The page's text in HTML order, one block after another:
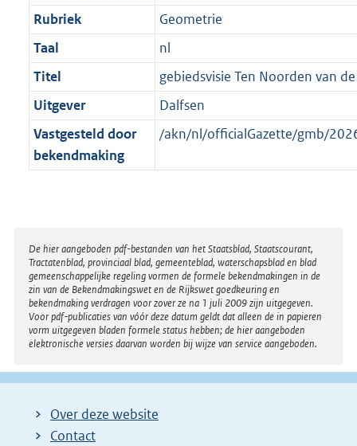
Rubriek
Geometrie
Taal
nl
Titel
gebiedsvisie Ten Noorden van
Uitgever
Dalfsen
Vastgesteld door
bekendmaking
/akn/nl/officialGazette/gmb/
Disclaimer
De hier aangeboden pdf-bestanden van het Staatsblad, Staatscourant,
Tractatenblad, provinciaal blad, gemeenteblad, waterschapsblad en blad
gemeenschappelijke regeling vormen de formele bekendmakingen in de
zin van de Bekendmakingswet en de Rijkswet goedkeuring en
bekendmaking verdragen voor zover ze na 1 juli 2009 zijn uitgegeven.
Voor pdf-publicaties van vóór deze datum geldt dat alleen de in papieren
vorm uitgegeven bladen formele status hebben; de hier aangeboden
elektronische versies daarvan worden bij wijze van service aangeboden.
Over deze website
Contact